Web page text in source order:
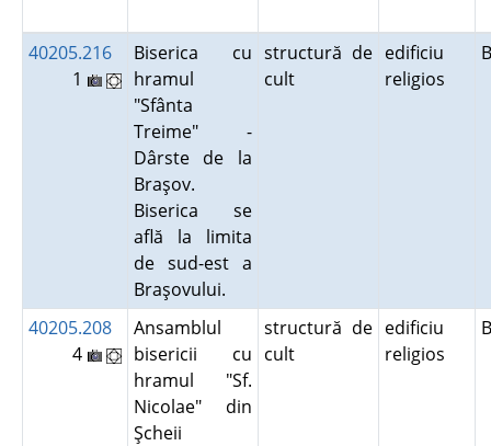
40205.216
1
Biserica cu
hramul
"Sfânta
Treime" -
Dârste de la
Braşov.
Biserica se
află la limita
de sud-est a
Braşovului.
structură de
cult
edificiu
religios
40205.208
4
Ansamblul
bisericii cu
hramul "Sf.
Nicolae" din
Şcheii
structură de
cult
edificiu
religios